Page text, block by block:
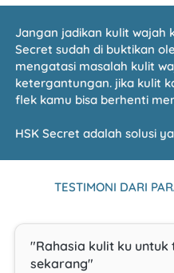
Jangan jadikan kulit wajah
Secret sudah di buktikan
mengatasi masalah kulit
ketergantungan. jika kulit
flek kamu bisa berhenti
HSK Secret adalah solusi
TESTIMONI DARI
"Rahasia kulit ku
sekarang"